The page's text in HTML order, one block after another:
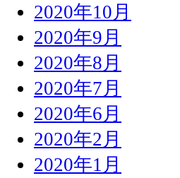
2020年10月
2020年9月
2020年8月
2020年7月
2020年6月
2020年2月
2020年1月